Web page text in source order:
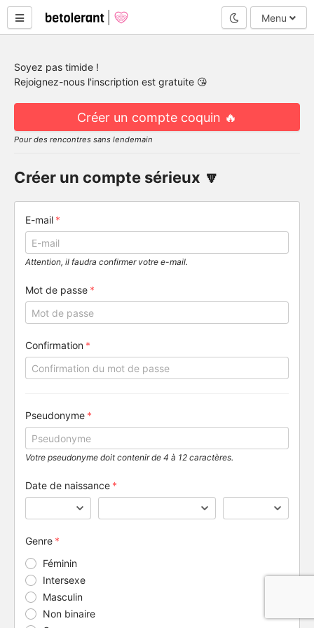
Mode nuit
Menu
Soyez pas timide !
Rejoignez-nous l'inscription est gratuite 😘
Créer un compte coquin 🔥
Pour des rencontres sans lendemain
Créer un compte sérieux 🔽
E-mail
Attention, il faudra confirmer votre e-mail.
Mot de passe
Confirmation
Pseudonyme
Votre pseudonyme doit contenir de 4 à 12 caractères.
Date de naissance
Genre
Féminin
Intersexe
Masculin
Non binaire